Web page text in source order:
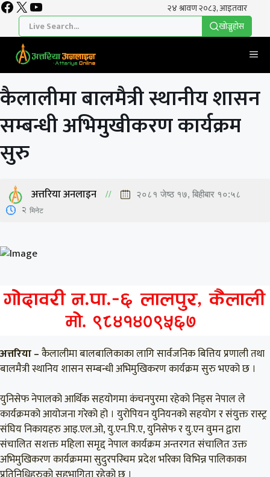
Skip
content
Facebook
X YouTube
खाेज्नुहाेस
कैलालीमा बालमैत्री स्थानीय शासन
सम्बन्धी अभिमुखीकरण कार्यक्रम
सुरु
अत्तरिया अनलाइन २०८१ जेष्ठ १७, बिहीबार १०:५८
2 मिनेट
अत्तरिया –कैलालीमा बालबालिकाका लागि सार्वजनिक बित्तिय प्रणाली तथा
बालमैत्री स्थानिय शासन सम्बन्धी अभिमुखिकरण कार्यक्रम सुरु भएको छ ।
युनिसेफ नेपालको आर्थिक सहयोगमा कंचनपुरमा रहेको निड्स नेपाल ले
कार्यक्रमको आयोजना गरेको हो । युरोपियन युनियनको सहयोग र संयुक्त रास्ट्र
संघिय निकायहरु आइ.एल.ओ, यु.एन.पि.ए, युनिसेफ र यु.एन वुमन द्वारा
संचालित सशक्त महिला समृद्द नेपाल कार्यक्रम अन्तरगत संचालित उक्त
अभिमुखिकरण कार्यक्रममा सुदुरपस्चिम प्रदेश भरिका विभिन्न पालिकाका